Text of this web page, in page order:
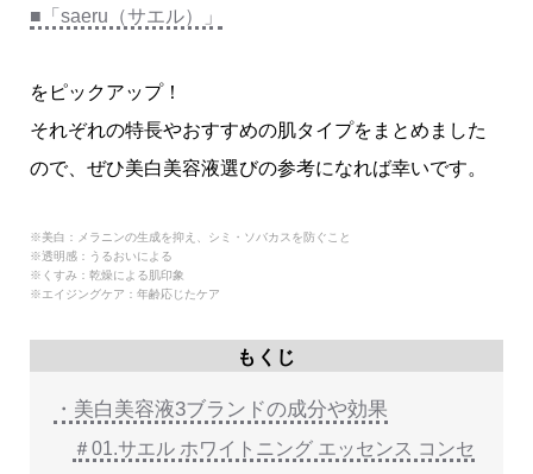
■「saeru（サエル）」
をピックアップ！
それぞれの特長やおすすめの肌タイプをまとめました
ので、ぜひ美白美容液選びの参考になれば幸いです。
※美白：メラニンの生成を抑え、シミ・ソバカスを防ぐこと
※透明感：うるおいによる
※くすみ：乾燥による肌印象
※エイジングケア：年齢応じたケア
もくじ
・美白美容液3ブランドの成分や効果
＃01.サエル ホワイトニング エッセンス コンセ